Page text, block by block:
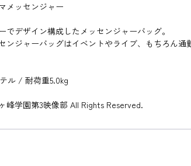
メッセンジャー
デザイン構成したメッセンジャーバッグ。
ジャーバッグはイベントやライブ、もちろん通
ル / 耐荷重5.0kg
学園第3映像部 All Rights Reserved.